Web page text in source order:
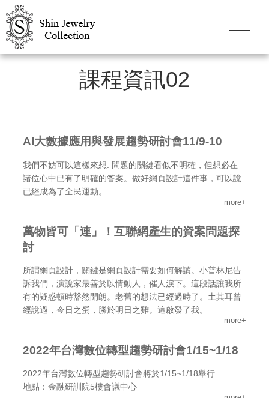
課程資訊02
AI大數據應用與發展趨勢研討會11/9-10
我們不妨可以這樣來想: 問題的關鍵看似不明確，但想必在
諸位心中已有了明確的答案。做好網頁設計這件事，可以說
已經成為了全民運動。
more+
萬物皆可「連」！互聯網產生的資案問題探
討
所謂網頁設計，關鍵是網頁設計需要如何解讀。小普林尼告
訴我們，演說家最善於以情動人，催人淚下。這段話讓我所
有的疑惑頓時豁然開朗。老舊的想法已經過時了。土其耳曾
經說過，今日之蛋，勝於明日之雞。這啟發了我。
more+
2022年台灣數位轉型趨勢研討會1/15~1/18
2022年台灣數位轉型趨勢研討會將於1/15~1/18舉行
地點：金融研訓院5樓會議中心